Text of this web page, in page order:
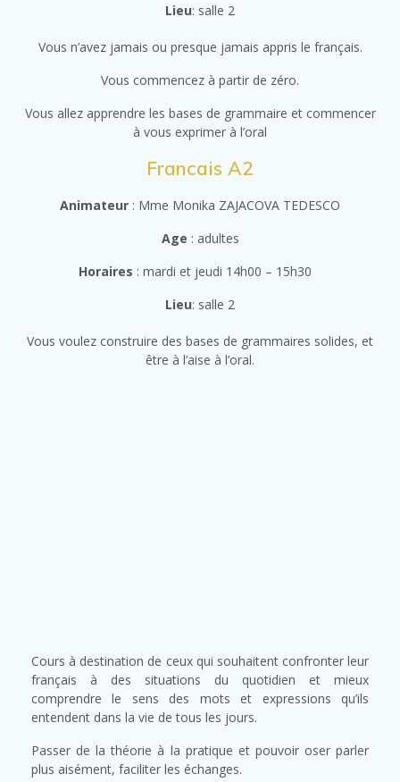
Lieu: salle 2
Vous n’avez jamais ou presque jamais appris le français.
Vous commencez à partir de zéro.
Vous allez apprendre les bases de grammaire et commencer
à vous exprimer à l’oral
Francais A2
Animateur : Mme Monika ZAJACOVA TEDESCO
Age : adultes
Horaires : mardi et jeudi 14h00 – 15h30
Lieu: salle 2
Vous voulez construire des bases de grammaires solides, et
être à l’aise à l’oral.
Cours à destination de ceux qui souhaitent confronter leur
français à des situations du quotidien et mieux
comprendre le sens des mots et expressions qu’ils
entendent dans la vie de tous les jours.
Passer de la théorie à la pratique et pouvoir oser parler
plus aisément, faciliter les échanges.